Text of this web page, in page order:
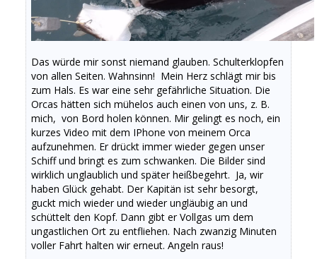
Das würde mir sonst niemand glauben. Schulterklopfen
von allen Seiten. Wahnsinn! Mein Herz schlägt mir bis
zum Hals. Es war eine sehr gefährliche Situation. Die
Orcas hätten sich mühelos auch einen von uns, z. B.
mich, von Bord holen können. Mir gelingt es noch, ein
kurzes Video mit dem IPhone von meinem Orca
aufzunehmen. Er drückt immer wieder gegen unser
Schiff und bringt es zum schwanken. Die Bilder sind
wirklich unglaublich und später heißbegehrt. Ja, wir
haben Glück gehabt. Der Kapitän ist sehr besorgt,
guckt mich wieder und wieder ungläubig an und
schüttelt den Kopf. Dann gibt er Vollgas um dem
ungastlichen Ort zu entfliehen. Nach zwanzig Minuten
voller Fahrt halten wir erneut. Angeln raus!